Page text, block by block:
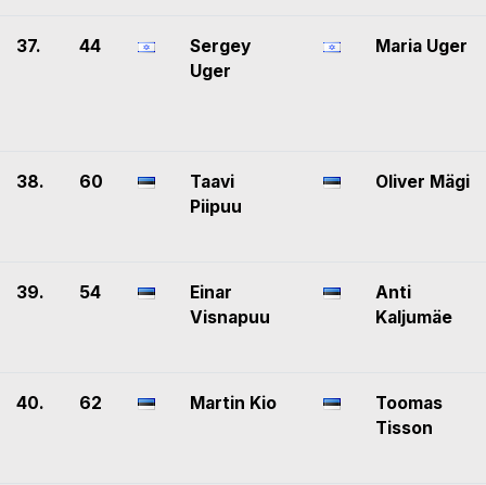
37. 44
Sergey
Uger
Maria Uger
38. 60
Taavi
Piipuu
Oliver Mägi
39. 54
Einar
Visnapuu
Anti
Kaljumäe
40. 62 Martin Kio
Toomas
Tisson